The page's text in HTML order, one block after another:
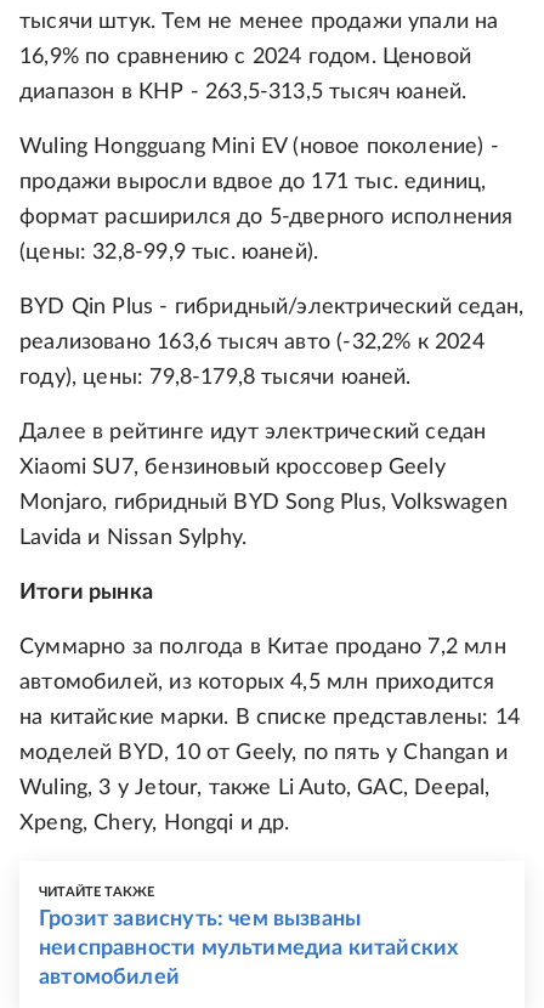
тысячи штук. Тем не менее продажи упали на
16,9% по сравнению с 2024 годом. Ценовой
диапазон в КНР - 263,5-313,5 тысяч юаней.
Wuling Hongguang Mini EV (новое поколение) -
продажи выросли вдвое до 171 тыс. единиц,
формат расширился до 5‑дверного исполнения
(цены: 32,8-99,9 тыс. юаней).
BYD Qin Plus - гибридный/электрический седан,
реализовано 163,6 тысяч авто (‑32,2% к 2024
году), цены: 79,8-179,8 тысячи юаней.
Далее в рейтинге идут электрический седан
Xiaomi SU7, бензиновый кроссовер Geely
Monjaro, гибридный BYD Song Plus, Volkswagen
Lavida и Nissan Sylphy.
Итоги рынка
Суммарно за полгода в Китае продано 7,2 млн
автомобилей, из которых 4,5 млн приходится
на китайские марки. В списке представлены: 14
моделей BYD, 10 от Geely, по пять у Changan и
Wuling, 3 у Jetour, также Li Auto, GAC, Deepal,
Xpeng, Chery, Hongqi и др.
ЧИТАЙТЕ ТАКЖЕ
Грозит зависнуть: чем вызваны
неисправности мультимедиа китайских
автомобилей